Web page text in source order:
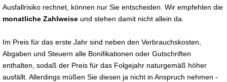
Ausfallrisiko rechnet, können nur Sie entscheiden. Wir empfehlen die
monatliche Zahlweise und stehen damit nicht allein da.
Im Preis für das erste Jahr sind neben den Verbrauchskosten,
Abgaben und Steuern alle Bonifikationen oder Gutschriften
enthalten, sodaß der Preis für das Folgejahr naturgemäß höher
ausfällt. Allerdings müßen Sie diesen ja nicht in Anspruch nehmen -